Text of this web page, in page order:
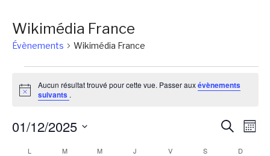
Wikimédia France
Évènements Wikimédia France
Notice
Aucun résultat trouvé pour cette vue. Passer auxévènements
suivants .
Mois
01/12/2025
LLUNDI MMARDI M MERCREDI
J VVENDREDIS D